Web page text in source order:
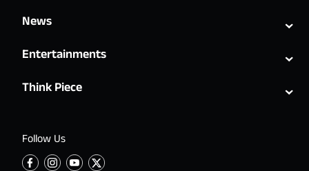
Follow Us
News ⌄
Entertainments ⌄
Think Piece ⌄